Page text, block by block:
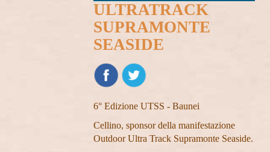
ULTRATRACK
SUPRAMONTE
SEASIDE
6° Edizione UTSS - Baunei
Cellino, sponsor della manifestazione
Outdoor Ultra Track Supramonte Seaside.